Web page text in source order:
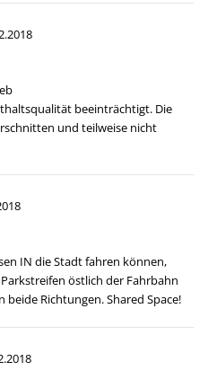
beeinträchtigt. Die
und teilweise nicht
IN die Stadt fahren können,
östlich der Fahrbahn
Richtungen. Shared Space!